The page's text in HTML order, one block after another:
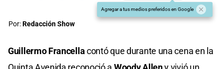
Agregar a tus medios preferidos en Google
Por:Redacción Show
Guillermo Francellacontó que durante una cena en la